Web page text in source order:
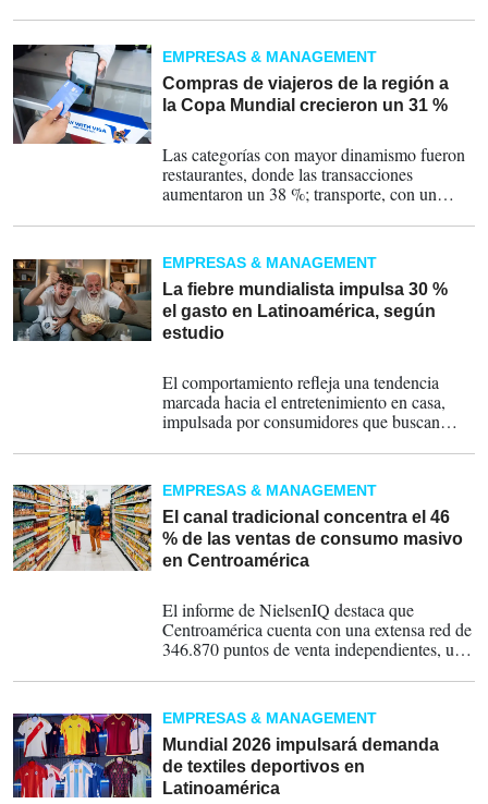
lealtad y la practicidad de la tecnología de
pagos sin contacto. Estos son los datos más
relevantes sobre el uso de este método de
pago en el país:
EMPRESAS & MANAGEMENT
Compras de viajeros de la región a
la Copa Mundial crecieron un 31 %
Las categorías con mayor dinamismo fueron
restaurantes, donde las transacciones
aumentaron un 38 %; transporte, con un
registraron un incremento del 16 %, reporta
Visa.
EMPRESAS & MANAGEMENT
La fiebre mundialista impulsa 30 %
el gasto en Latinoamérica, según
estudio
El comportamiento refleja una tendencia
marcada hacia el entretenimiento en casa,
impulsada por consumidores que buscan
estadio para disfrutar los encuentros
mundialistas.
EMPRESAS & MANAGEMENT
El canal tradicional concentra el 46
% de las ventas de consumo masivo
en Centroamérica
El informe de NielsenIQ destaca que
Centroamérica cuenta con una extensa red de
346.870 puntos de venta independientes, una
mantener cercanía con los consumidores y
ampliar su cobertura territorial.
EMPRESAS & MANAGEMENT
Mundial 2026 impulsará demanda
de textiles deportivos en
Latinoamérica